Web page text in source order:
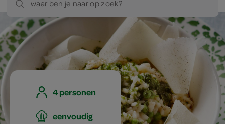
waar ben je naar op zoek?
4 personen
eenvoudig